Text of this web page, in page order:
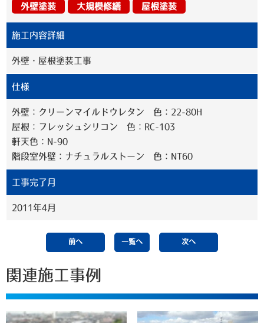
外壁塗装 大規模修繕 屋根塗装
施工内容詳細
外壁・屋根塗装工事
仕様
外壁：クリーンマイルドウレタン 色：22-80H
屋根：フレッシュシリコン 色：RC-103
軒天色：N-90
階段室外壁：ナチュラルストーン 色：NT60
工事完了月
2011年4月
前へ 一覧へ 次へ
関連施工事例